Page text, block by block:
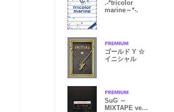
.-*tricolor
marine～*-.
ゴールド Y ☆
イニシャル
SuG ～
MIXTAPE ver.